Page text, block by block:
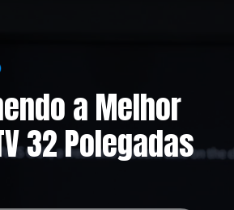
a Melhor
32 Polegadas